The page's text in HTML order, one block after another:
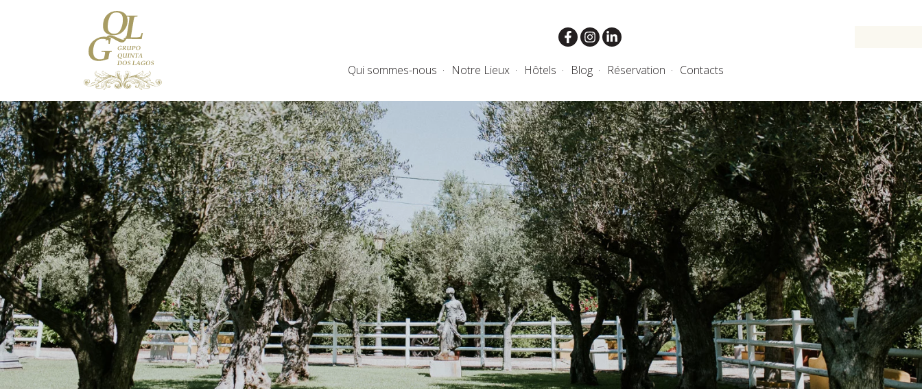
Qui sommes-nous Notre Lieux Hôtels Blog Réservation Contacts